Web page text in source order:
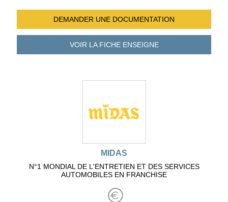
DEMANDER UNE DOCUMENTATION
VOIR LA FICHEENSEIGNE
MIDAS
N°1 MONDIAL DE L'ENTRETIEN ET DES SERVICES
AUTOMOBILES EN FRANCHISE